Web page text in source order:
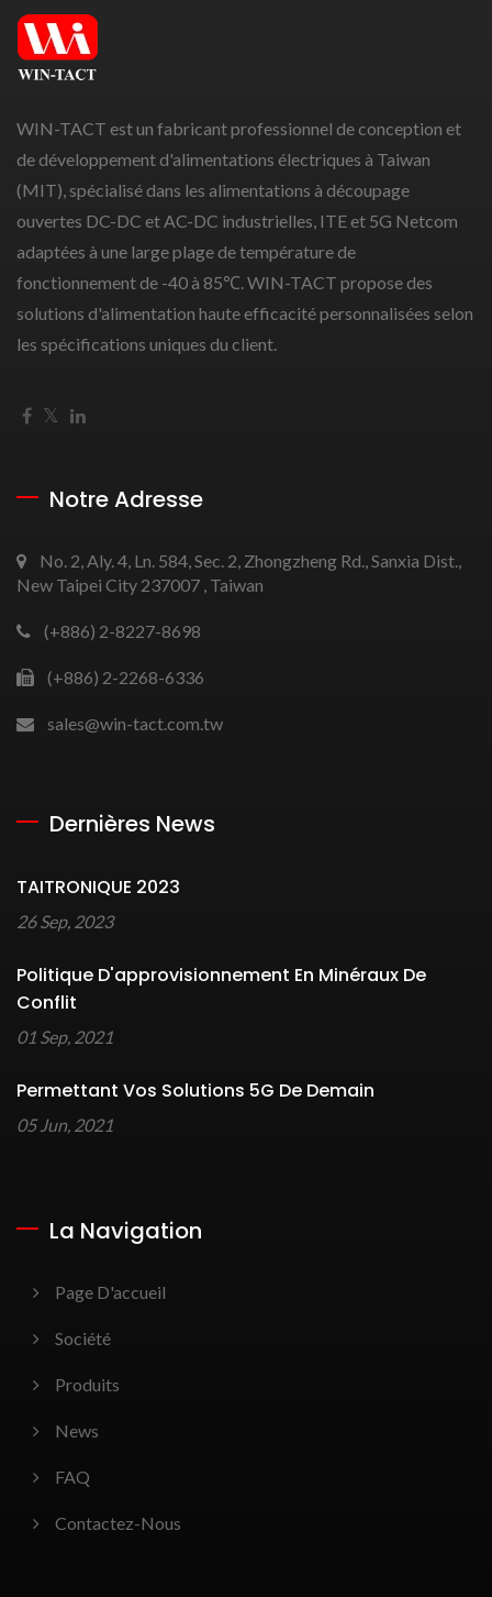
WIN-TACT est un fabricant professionnel de conception et
de développement d'alimentations électriques à Taiwan
(MIT), spécialisé dans les alimentations à découpage
ouvertes DC-DC et AC-DC industrielles, ITE et 5G Netcom
adaptées à une large plage de température de
fonctionnement de -40 à 85℃. WIN-TACT propose des
solutions d'alimentation haute efficacité personnalisées selon
les spécifications uniques du client.
Notre Adresse
No. 2, Aly. 4, Ln. 584, Sec. 2, Zhongzheng Rd., Sanxia Dist.,
New Taipei City 237007 , Taiwan
(+886) 2-8227-8698
(+886) 2-2268-6336
sales@win-tact.com.tw
Dernières News
TAITRONIQUE 2023
26 Sep, 2023
Politique D'approvisionnement En Minéraux De
Conflit
01 Sep, 2021
Permettant Vos Solutions 5G De Demain
05 Jun, 2021
La Navigation
Page D'accueil
Société
Produits
News
FAQ
Contactez-Nous